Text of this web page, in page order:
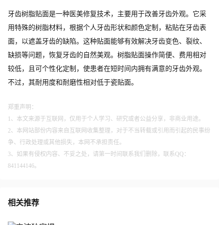
牙齿树脂贴面是一种医美修复技术，主要用于改善牙齿外观。它采
用特殊的树脂材料，根据个人牙齿形状和颜色定制，粘贴在牙齿表
面，以遮盖牙齿的缺陷。这种贴面能够有效解决牙齿变色、裂纹、
缺损等问题，恢复牙齿的自然美观。树脂贴面操作简便、费用相对
较低，且可个性化定制，使患者在短时间内拥有满意的牙齿外观。
不过，其耐用度和耐磨性相对低于瓷贴面。
郑重声明：
1、本文来源于互联网，仅用于个人学习、研究或者公益分享，非商业用途。
2、本网站部份内容来自互联网收集整理，对于不当转载或引用而引起的民事纷
争、行政处理或其他损失，本网不承担责任。
3、如果有侵权内容、不妥之处，请第一时间联系我们删除，联系QQ：
841144146。
相关推荐